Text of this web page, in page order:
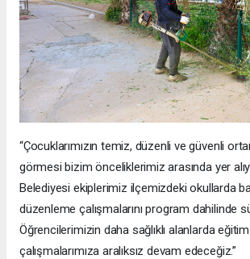
“Çocuklarımızın temiz, düzenli ve güvenli
görmesi bizim önceliklerimiz arasında yer
Belediyesi ekiplerimiz ilçemizdeki okullarda
düzenleme çalışmalarını program dahilinde
Öğrencilerimizin daha sağlıklı alanlarda
çalışmalarımıza aralıksız devam edeceğiz.”